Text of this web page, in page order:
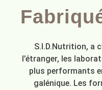
S.I.D.Nutrition, a
l’étranger, les
plus performants
galénique. Les